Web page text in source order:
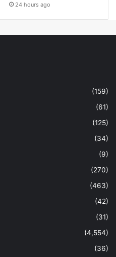
24 hours ago
(159)
(61)
(125)
(34)
(9)
(270)
(463)
(42)
(31)
(4,554)
(36)